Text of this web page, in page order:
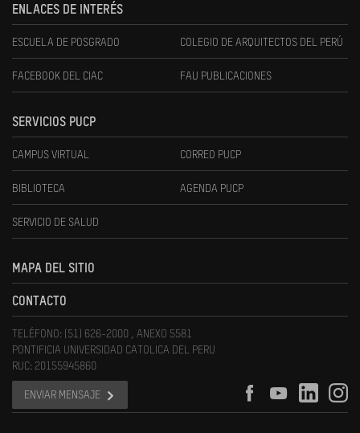
ENLACES DE INTERÉS
ESCUELA DE POSGRADO COLEGIO DE ARQUITECTOS DEL PERÚ
FACEBOOK DEL CIAC FAU PUBLICACIONES
SERVICIOS PUCP
CAMPUS VIRTUAL CORREO PUCP
BIBLIOTECA AGENDA PUCP
SERVICIO DE SALUD
MAPA DEL SITIO
CONTACTO
TELÉFONO: (51) 626-2000 , ANEXO 5581
PONTIFICIA UNIVERSIDAD CATOLICA DEL PERU
RUC: 20155945860
ENVIAR MENSAJE